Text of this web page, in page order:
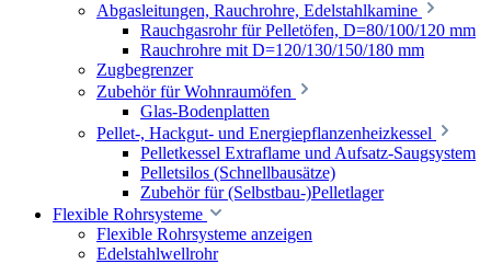
Abgasleitungen, Rauchrohre, Edelstahlkamine
Rauchgasrohr für Pelletöfen, D=80/100/120 mm
Rauchrohre mit D=120/130/150/180 mm
Zugbegrenzer
Zubehör für Wohnraumöfen
Glas-Bodenplatten
Pellet-, Hackgut- und Energiepflanzenheizkessel
Pelletkessel Extraflame und Aufsatz-Saugsystem
Pelletsilos (Schnellbausätze)
Zubehör für (Selbstbau-)Pelletlager
Flexible Rohrsysteme
Flexible Rohrsysteme anzeigen
Edelstahlwellrohr